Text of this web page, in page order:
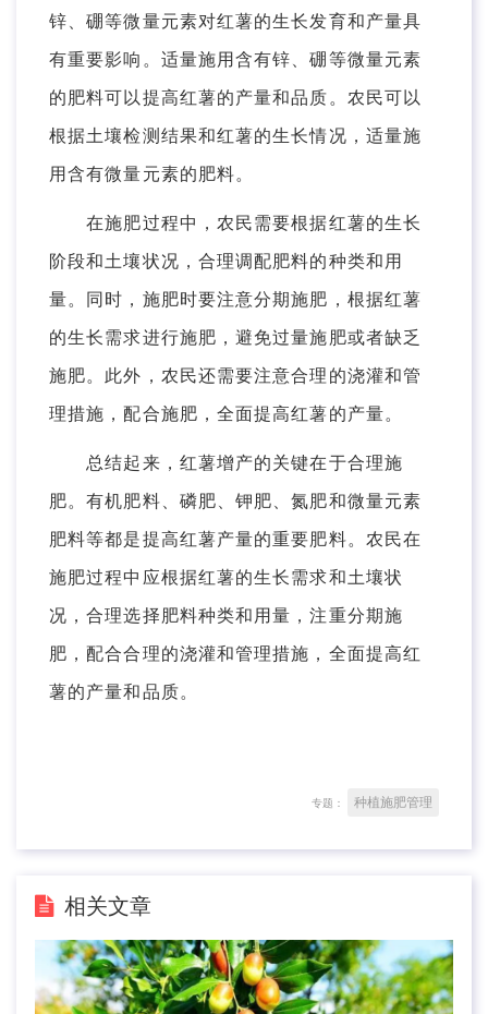
锌、硼等微量元素对红薯的生长发育和产量具
有重要影响。适量施用含有锌、硼等微量元素
的肥料可以提高红薯的产量和品质。农民可以
根据土壤检测结果和红薯的生长情况，适量施
用含有微量元素的肥料。
在施肥过程中，农民需要根据红薯的生长
阶段和土壤状况，合理调配肥料的种类和用
量。同时，施肥时要注意分期施肥，根据红薯
的生长需求进行施肥，避免过量施肥或者缺乏
施肥。此外，农民还需要注意合理的浇灌和管
理措施，配合施肥，全面提高红薯的产量。
总结起来，红薯增产的关键在于合理施
肥。有机肥料、磷肥、钾肥、氮肥和微量元素
肥料等都是提高红薯产量的重要肥料。农民在
施肥过程中应根据红薯的生长需求和土壤状
况，合理选择肥料种类和用量，注重分期施
肥，配合合理的浇灌和管理措施，全面提高红
薯的产量和品质。
专题： 种植施肥管理
相关文章